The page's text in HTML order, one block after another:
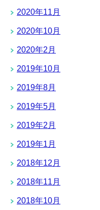
2020年11月
2020年10月
2020年2月
2019年10月
2019年8月
2019年5月
2019年2月
2019年1月
2018年12月
2018年11月
2018年10月